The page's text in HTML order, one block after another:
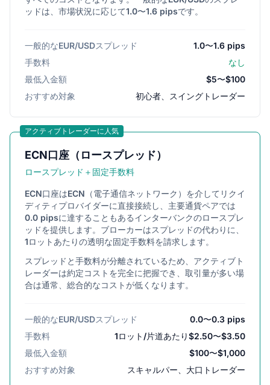
ッドは、市場状況に応じて1.0〜1.6 pipsです。
一般的なEUR/USDスプレッド
1.0〜1.6 pips
手数料
なし
最低入金額
$5〜$100
おすすめ対象
初心者、スイングトレーダー
アクティブトレーダーに人気
ECN口座（ロースプレッド）
ロースプレッド＋固定手数料
ECN口座はECN（電子通信ネットワーク）を介してリクイ
ディティプロバイダーに直接接続し、主要通貨ペアでは
0.0 pipsに達することもあるインターバンクのロースプレ
ッドを提供します。ブローカーはスプレッドの代わりに、
1ロットあたりの透明な固定手数料を請求します。
スプレッドと手数料が分離されているため、アクティブト
レーダーは約定コストを完全に把握でき、取引量が多い場
合は通常、総合的なコストが低くなります。
一般的なEUR/USDスプレッド
0.0〜0.3 pips
手数料
1ロット/片道あたり$2.50〜$3.50
最低入金額
$100〜$1,000
おすすめ対象
スキャルパー、大口トレーダー